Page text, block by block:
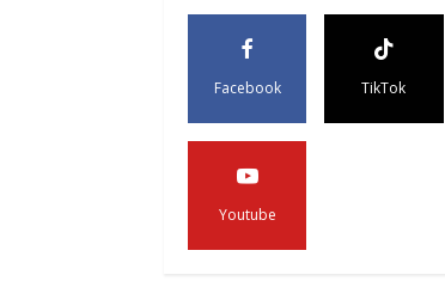
22 juillet 2026
15 juillet 2026
Facebook TikTok
Youtube